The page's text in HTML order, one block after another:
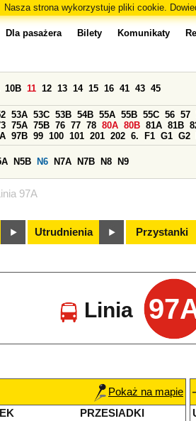
Nasza strona wykorzystuje pliki cookie.
Linia 97A
Dla pasażera Bilety Komunikaty
10B 11 12 13 14 15 16 41 43 45
53A 53C 53B 54B 55A 55B 55C 56 57
75A 75B 76 77 78 80A 80B 81A 81B
97B 99 100 101 201 202 6. F1 G1 G2
N5B N6 N7A N7B N8 N9
Utrudnienia Przystanki
Linia
Pokaż na mapie
PRZESIADKI